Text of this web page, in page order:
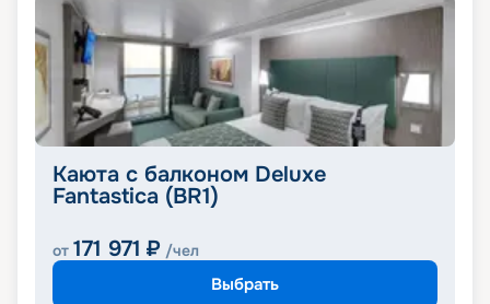
Каюта с балконом Deluxe
Fantastica (BR1)
от 171 971 ₽ /чел
Выбрать